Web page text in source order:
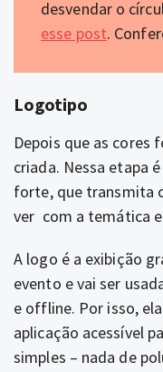
desvendar o
esse post.
Logotipo
Depois que as cores
criada. Nessa etapa
forte, que transmita
ver com a temática
A logo é a exibição
evento e vai ser
e offline. Por isso,
aplicação acessível
simples – nada de